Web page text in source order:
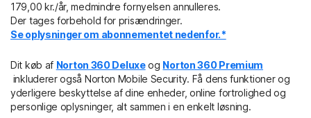
179,00 kr./år, medmindre fornyelsen annulleres.
Der tages forbehold for prisændringer.
Se oplysninger om abonnementet nedenfor.*
Dit køb af Norton 360 Deluxeog Norton 360 Premium
inkluderer også Norton Mobile Security. Få dens funktioner og
yderligere beskyttelse af dine enheder, online fortrolighed og
personlige oplysninger, alt sammen i en enkelt løsning.